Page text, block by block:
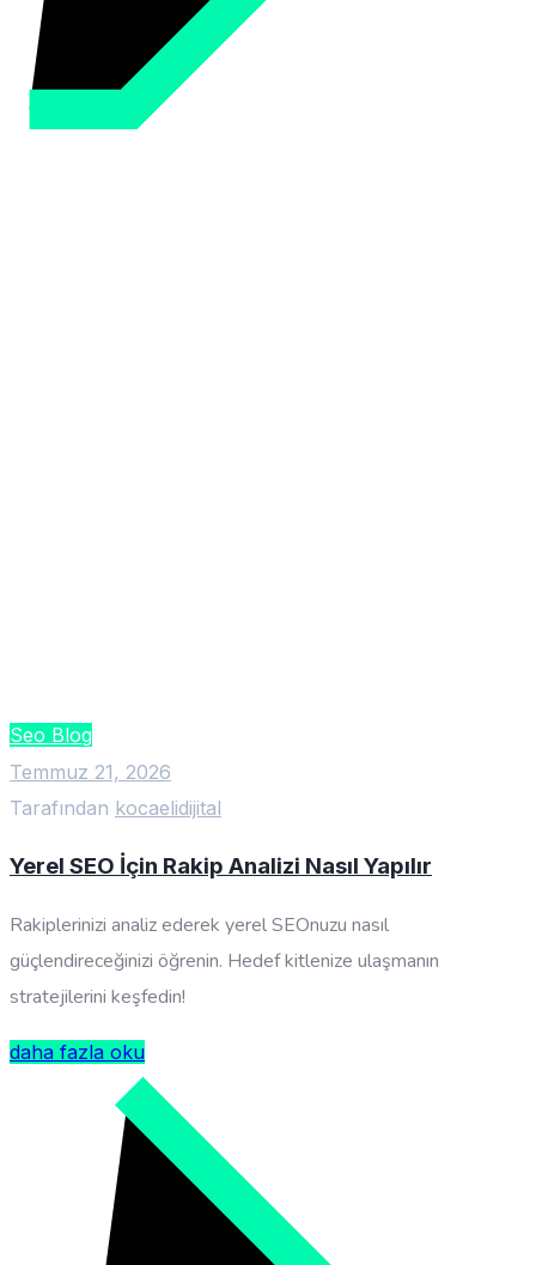
Seo Blog
Temmuz 21, 2026
Tarafından kocaelidijital
Yerel SEO İçin Rakip Analizi Nasıl Yapılır
Rakiplerinizi analiz ederek yerel SEOnuzu nasıl
güçlendireceğinizi öğrenin. Hedef kitlenize ulaşmanın
stratejilerini keşfedin!
daha fazla oku